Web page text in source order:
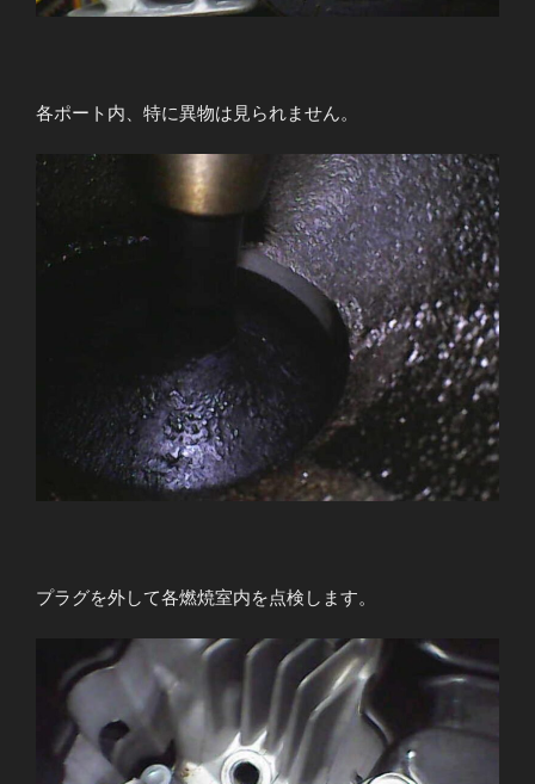
各ポート内、特に異物は見られません。
プラグを外して各燃焼室内を点検します。